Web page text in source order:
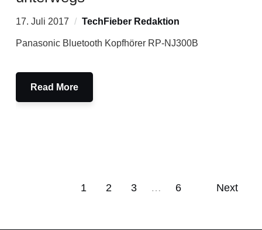
17. Juli 2017 TechFieber Redaktion
Panasonic Bluetooth Kopfhörer RP-NJ300B
Read More
1 2 3 … 6 Next